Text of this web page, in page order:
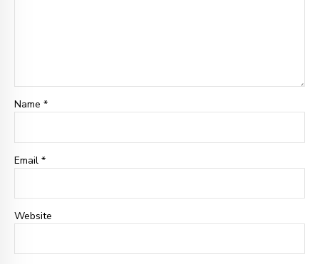
Name *
Email *
Website